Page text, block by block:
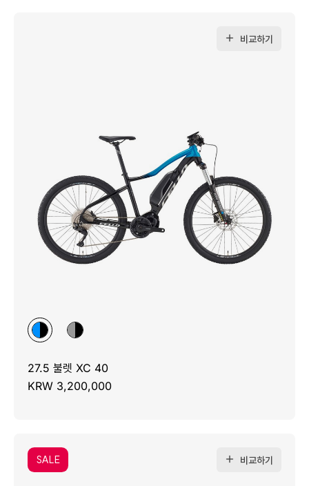
비교하기
27.5 불렛 XC 40
KRW 3,200,000
SALE 비교하기